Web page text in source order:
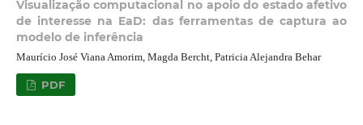
Visualização computacional no apoio do estado afetivo
de interesse na EaD: das ferramentas de captura ao
modelo de inferência
Maurício José Viana Amorim, Magda Bercht, Patricia Alejandra Behar
PDF